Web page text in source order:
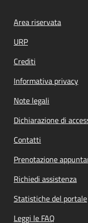
Footer menu
Area riservata
URP
Crediti
Informativa privacy
Note legali
Dichiarazione di
Contatti
Prenotazione
Richiedi assistenza
Statistiche del portale
Leggi le FAQ